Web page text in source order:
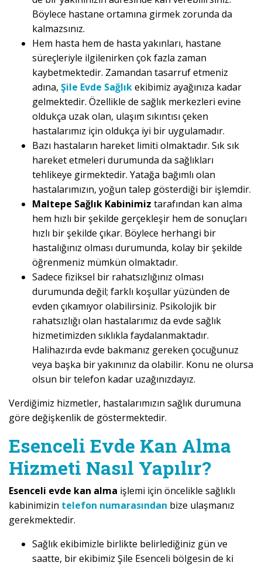
Böylece hastane ortamına girmek zorunda da
kalmazsınız.
Hem hasta hem de hasta yakınları, hastane
süreçleriyle ilgilenirken çok fazla zaman
kaybetmektedir. Zamandan tasarruf etmeniz
adına, Şile Evde Sağlıkekibimiz ayağınıza kadar
gelmektedir. Özellikle de sağlık merkezleri evine
oldukça uzak olan, ulaşım sıkıntısı çeken
hastalarımız için oldukça iyi bir uygulamadır.
Bazı hastaların hareket limiti olmaktadır. Sık sık
hareket etmeleri durumunda da sağlıkları
tehlikeye girmektedir. Yatağa bağımlı olan
hastalarımızın, yoğun talep gösterdiği bir işlemdir.
Maltepe Sağlık Kabinimiz tarafından kan alma
hem hızlı bir şekilde gerçekleşir hem de sonuçları
hızlı bir şekilde çıkar. Böylece herhangi bir
hastalığınız olması durumunda, kolay bir şekilde
öğrenmeniz mümkün olmaktadır.
Sadece fiziksel bir rahatsızlığınız olması
durumunda değil; farklı koşullar yüzünden de
evden çıkamıyor olabilirsiniz. Psikolojik bir
rahatsızlığı olan hastalarımız da evde sağlık
hizmetimizden sıklıkla faydalanmaktadır.
Halihazırda evde bakmanız gereken çocuğunuz
veya başka bir yakınınız da olabilir. Konu ne olursa
olsun bir telefon kadar uzağınızdayız.
Verdiğimiz hizmetler, hastalarımızın sağlık durumuna
göre değişkenlik de göstermektedir.
Esenceli Evde Kan Alma
Hizmeti Nasıl Yapılır?
Esenceli evde kan alma işlemi için öncelikle sağlıklı
kabinimizin telefon numarasından bize ulaşmanız
gerekmektedir.
Sağlık ekibimizle birlikte belirlediğiniz gün ve
saatte, bir ekibimiz Şile Esenceli bölgesin de ki